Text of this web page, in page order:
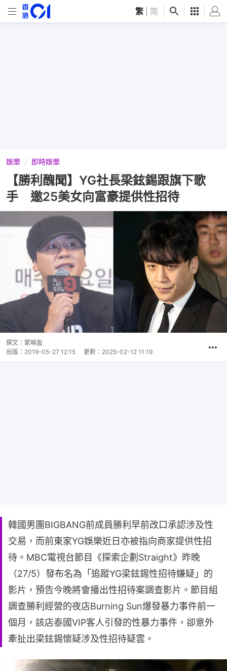
繁 简
娛樂 即時娛樂
【勝利醜聞】YG社長梁鉉錫跟旗下歌
手 邀25美女向富豪提供性招待
撰文： 蒙曉盈
出版： 2019-05-27 12:15 更新： 2025-02-12 11:19
韓國男團BIGBANG前成員勝利早前改口承認涉及性
交易，而前東家YG娛樂近日亦被指向商家提供性招
待。MBC電視台節目《探索企劃Straight》昨晚
（27/5）發布名為「追蹤YG梁鉉錫性招待嫌疑」的
影片，預告今晚將會播出性招待案調查影片。節目組
調查勝利經營的夜店Burning Sun爆發暴力事件前一
個月，該店泰國VIP客人引發的性暴力事件，卻意外
牽扯出梁鉉錫懷疑涉及性招待疑雲。